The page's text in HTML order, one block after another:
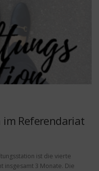
Referendariat
ist die vierte
insgesamt 3 Monate. Die